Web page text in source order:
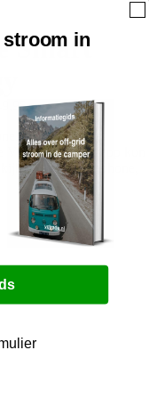
Smart
acculader met
app kun
op je smartphone,
stroom in